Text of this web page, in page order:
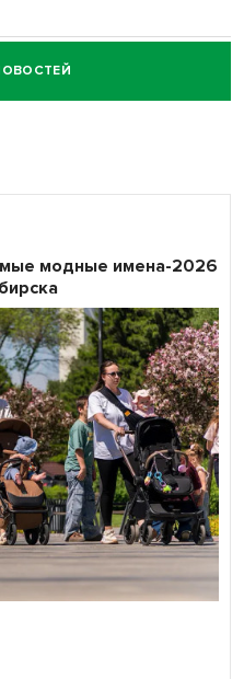
обеспечит
в Новосибирской
модные имена-2026